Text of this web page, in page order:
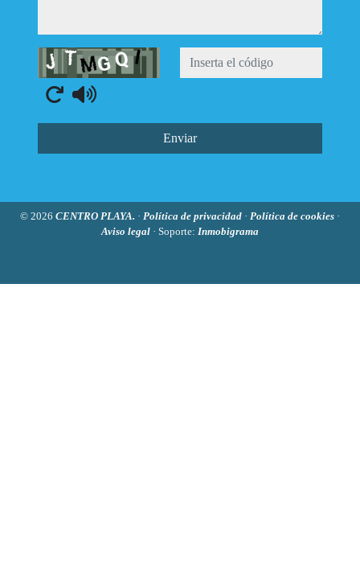
Captcha
Enviar
© 2026 CENTRO PLAYA. · Política de privacidad · Política de cookies ·
Aviso legal · Soporte: Inmobigrama